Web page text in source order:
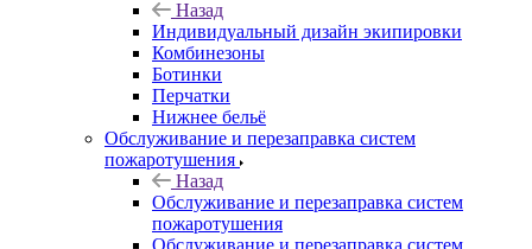
Назад
Индивидуальный дизайн экипировки
Комбинезоны
Ботинки
Перчатки
Нижнее бельё
Обслуживание и перезаправка систем
пожаротушения
Назад
Обслуживание и перезаправка систем
пожаротушения
Обслуживание и перезаправка систем